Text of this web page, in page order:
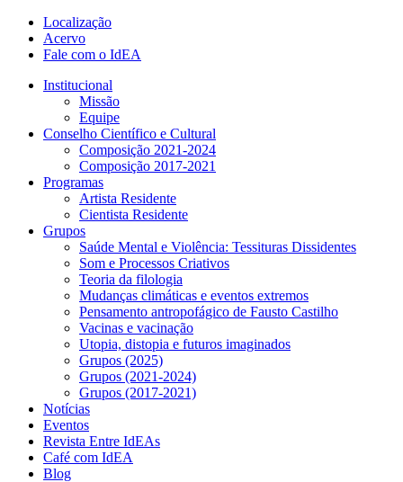
Localização
Acervo
Fale com o IdEA
Institucional
Missão
Equipe
Conselho Científico e Cultural
Composição 2021-2024
Composição 2017-2021
Programas
Artista Residente
Cientista Residente
Grupos
Saúde Mental e Violência: Tessituras Dissidentes
Som e Processos Criativos
Teoria da filologia
Mudanças climáticas e eventos extremos
Pensamento antropofágico de Fausto Castilho
Vacinas e vacinação
Utopia, distopia e futuros imaginados
Grupos (2025)
Grupos (2021-2024)
Grupos (2017-2021)
Notícias
Eventos
Revista Entre IdEAs
Café com IdEA
Blog